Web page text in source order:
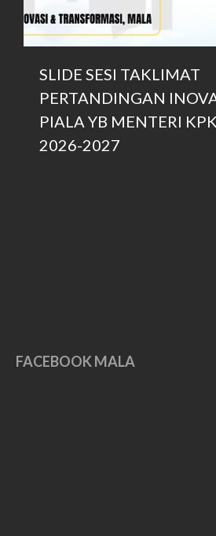
SLIDE SESI TAKLIMAT
PERTANDINGAN
PIALA YB MENTERI
2026-2027
FACEBOOK MALA